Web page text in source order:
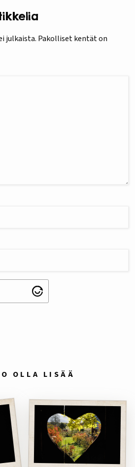
julkaista. Pakolliset kentät on
OLLA LISÄÄ